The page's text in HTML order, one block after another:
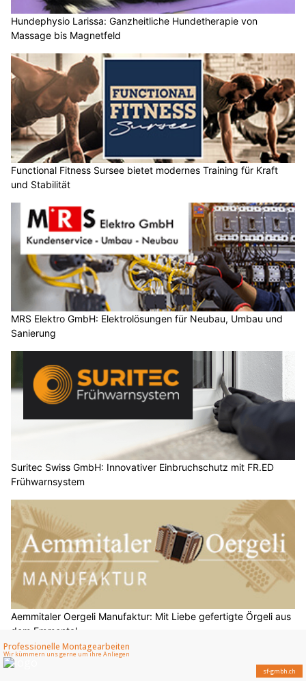
Hundephysio Larissa: Ganzheitliche Hundetherapie von
Massage bis Magnetfeld
Functional Fitness Sursee bietet modernes Training für Kraft
und Stabilität
MRS Elektro GmbH: Elektrolösungen für Neubau, Umbau und
Sanierung
Suritec Swiss GmbH: Innovativer Einbruchschutz mit FR.ED
Frühwarnsystem
Aemmitaler Oergeli Manufaktur: Mit Liebe gefertigte Örgeli aus
dem Emmental